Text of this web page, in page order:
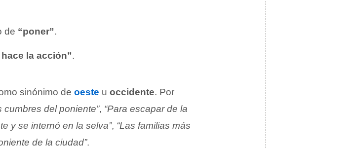
de “poner”.
la acción”.
sinónimo de oeste u occidente. Por
cumbres del poniente”, “Para escapar de la
y se internó en la selva”, “Las familias más
de la ciudad”.